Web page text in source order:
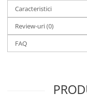
oprirea echipamentelor
inteligent de
Ideal pentru menținerea
profesionale, servere,
Caracteristici
Review-uri(0)
FAQ